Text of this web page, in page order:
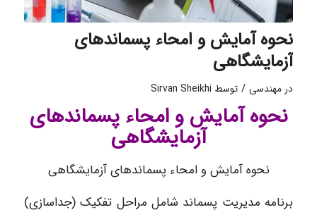
نحوه آمایش و امحاء پسماندهای
آزمایشگاهی
درمهندسی / توسط Sirvan Sheikhi
نحوه آمایش و امحاء پسماندهای
آزمایشگاهی
نحوه آمایش و امحاء پسماندهای آزمایشگاهی
برنامه مدیریت پسماند شامل مراحل تفکیک (جداسازی)